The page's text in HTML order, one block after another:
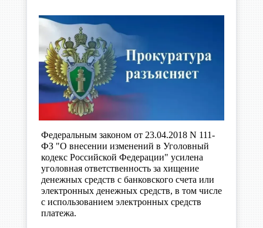
Федеральным законом от 23.04.2018 N 111-
ФЗ "О внесении изменений в Уголовный
кодекс Российской Федерации" усилена
уголовная ответственность за хищение
денежных средств с банковского счета или
электронных денежных средств, в том числе
с использованием электронных средств
платежа.